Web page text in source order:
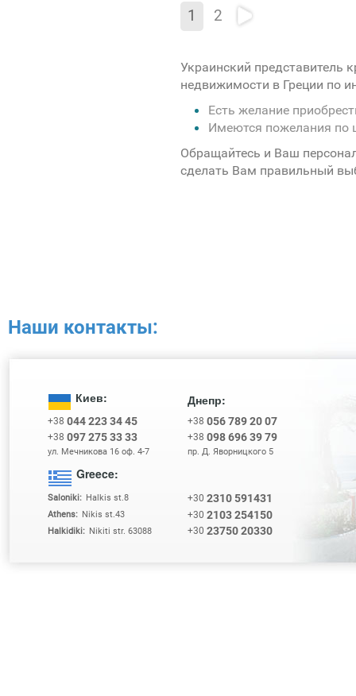
1 2
Украинский представитель
недвижимости в Греции по
Есть желание
Имеются пожелания по
Обращайтесь и Ваш
сделать Вам правильный
Наши контакты:
Киев: Днепр:
+38 044 223 34 45 +38 056 789 20 07
+38 097 275 33 33 +38 098 696 39 79
ул. Мечникова 16 оф. 4-7 пр. Д. Яворницкого 5
Greece:
Saloniki: Halkis st.8 +30 2310 591431
Athens: Nikis st.43 +30 2103 254150
Halkidiki: Nikiti str. 63088 +30 23750 20330